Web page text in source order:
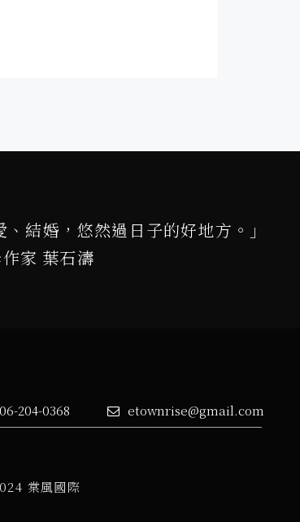
結婚，悠然過日子的好地方。」
家 葉石濤
06-204-0368 etownrise@gmail.com
棠風國際